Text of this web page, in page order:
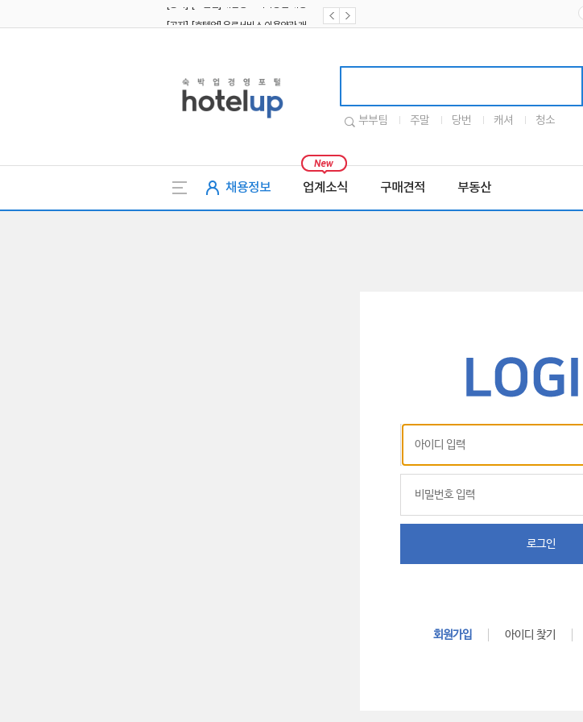
부부팀 주말 당번 캐셔 청소
채용정보 업계소식 구매견적 부동산
로그인
회원가입 아이디 찾기